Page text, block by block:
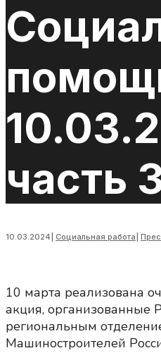
часть
10.03.2024 Социальная работа
10 марта реализована
акция, организованные
региональным
Машиностроителей